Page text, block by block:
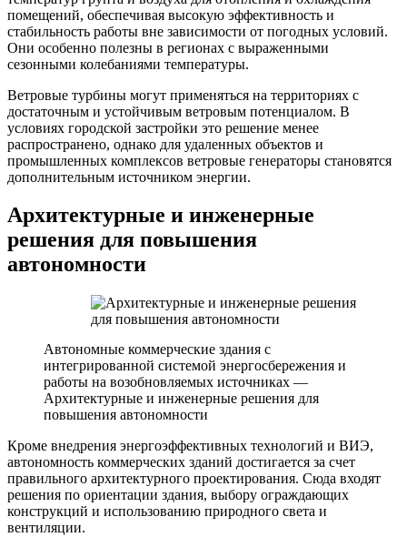
помещений, обеспечивая высокую эффективность и
стабильность работы вне зависимости от погодных условий.
Они особенно полезны в регионах с выраженными
сезонными колебаниями температуры.
Ветровые турбины могут применяться на территориях с
достаточным и устойчивым ветровым потенциалом. В
условиях городской застройки это решение менее
распространено, однако для удаленных объектов и
промышленных комплексов ветровые генераторы становятся
дополнительным источником энергии.
Архитектурные и инженерные
решения для повышения
автономности
Автономные коммерческие здания с
интегрированной системой энергосбережения и
работы на возобновляемых источниках —
Архитектурные и инженерные решения для
повышения автономности
Кроме внедрения энергоэффективных технологий и ВИЭ,
автономность коммерческих зданий достигается за счет
правильного архитектурного проектирования. Сюда входят
решения по ориентации здания, выбору ограждающих
конструкций и использованию природного света и
вентиляции.